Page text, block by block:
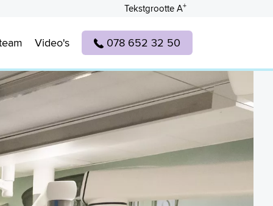
Tekstgrootte A+
Video's 078 652 32 50